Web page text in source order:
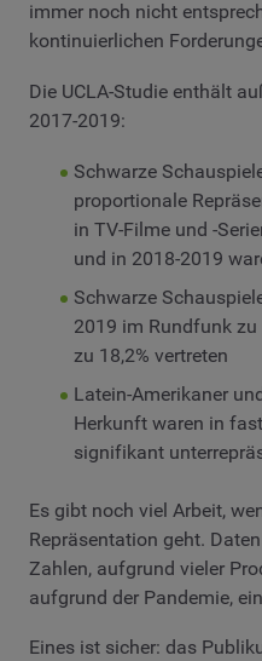
immer noch nicht
kontinuierlichen
Die UCLA-Studie enthält
2017-2019:
Schwarze
proportionale
in TV-Filme und -
und in 2018-2019
Schwarze
2019 im Rundfunk
zu 18,2% vertreten
Latein-Amerikaner
Herkunft waren in
signifikant
Es gibt noch viel Arbeit,
Repräsentation geht.
Zahlen, aufgrund vieler
aufgrund der Pandemie,
Eines ist sicher: das